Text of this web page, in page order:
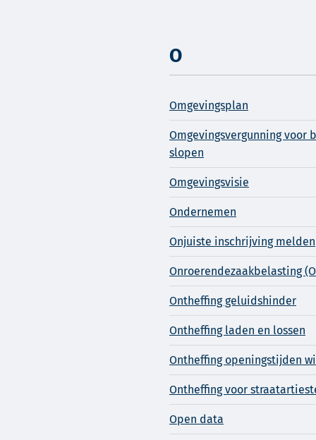
O
Omgevingsplan
Omgevingsvergunning voor
slopen
Omgevingsvisie
Ondernemen
Onjuiste inschrijving melden
Onroerendezaakbelasting
Ontheffing geluidshinder
Ontheffing laden en lossen
Ontheffing openingstijden
Ontheffing voor
Open data